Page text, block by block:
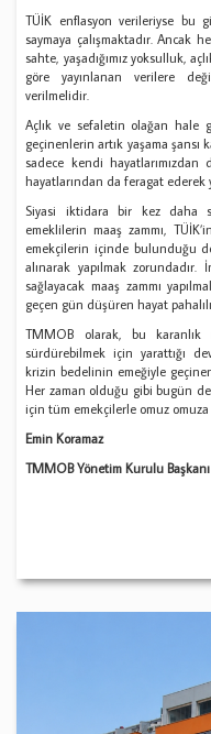
TÜİK enflasyon verileriyse bu
saymaya çalışmaktadır. Ancak
sahte, yaşadığımız yoksulluk,
göre yayınlanan verilere
verilmelidir.
Açlık ve sefaletin olağan hale
geçinenlerin artık yaşama şansı
sadece kendi hayatlarımızdan
hayatlarından da feragat ederek
Siyasi iktidara bir kez daha
emeklilerin maaş zammı,
emekçilerin içinde bulunduğu
alınarak yapılmak
sağlayacak maaş zammı
geçen gün düşüren hayat
TMMOB olarak, bu karanlık
sürdürebilmek için yarattığı
krizin bedelinin emeğiyle
Her zaman olduğu gibi bugün
için tüm emekçilerle omuz
Emin Koramaz
TMMOB Yönetim Kurulu Başkanı